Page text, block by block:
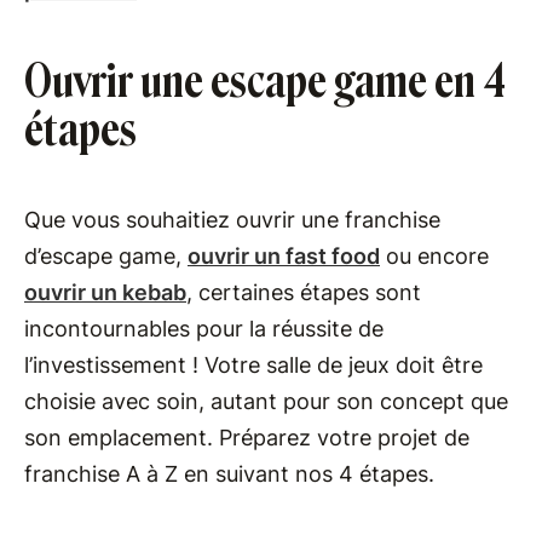
Ouvrir une escape game en 4
étapes
Que vous souhaitiez ouvrir une franchise
d’escape game, ouvrir un fast food ou encore
ouvrir un kebab, certaines étapes sont
incontournables pour la réussite de
l’investissement ! Votre salle de jeux doit être
choisie avec soin, autant pour son concept que
son emplacement. Préparez votre projet de
franchise A à Z en suivant nos 4 étapes.